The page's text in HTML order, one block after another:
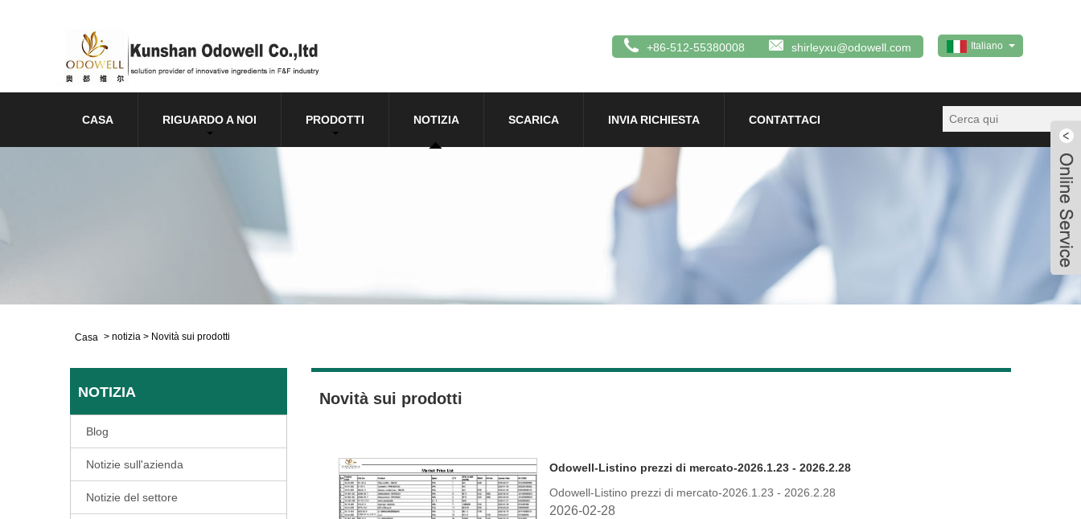
Italiano
+86-512-55380008 shirleyxu@odowell.com
CASA RIGUARDO A NOI PRODOTTI NOTIZIA SCARICA INVIA RICHIESTA CONTATTACI
Casa > notizia > Novità sui prodotti
NOTIZIA
Blog
Notizie sull'azienda
Notizie del settore
Novità sui prodotti
Odowell-Listino prezzi di mercato-2026.1.23 - 2026.2.28
Odowell-Listino prezzi di mercato-2026.1.23 - 2026.2.28
2026-02-28